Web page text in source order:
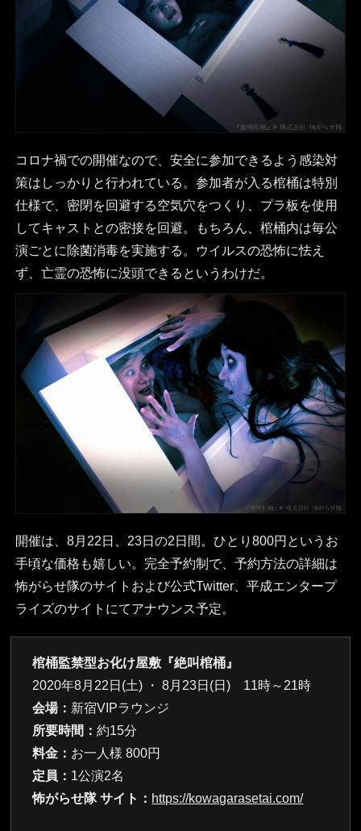
コロナ禍での開催なので、安全に参加できるよう感染対
策はしっかりと行われている。参加者が入る棺桶は特別
仕様で、密閉を回避する空気穴をつくり、プラ板を使用
してキャストとの密接を回避。もちろん、棺桶内は毎公
演ごとに除菌消毒を実施する。ウイルスの恐怖に怯え
ず、亡霊の恐怖に没頭できるというわけだ。
開催は、8月22日、23日の2日間。ひとり800円というお
手頃な価格も嬉しい。完全予約制で、予約方法の詳細は
怖がらせ隊のサイトおよび公式Twitter、平成エンタープ
ライズのサイトにてアナウンス予定。
棺桶監禁型お化け屋敷『絶叫棺桶』
2020年8月22日(土) ・ 8月23日(日) 11時～21時
会場： 新宿VIPラウンジ
所要時間：約15分
料金： お一人様 800円
定員： 1公演2名
怖がらせ隊 サイト： https://kowagarasetai.com/